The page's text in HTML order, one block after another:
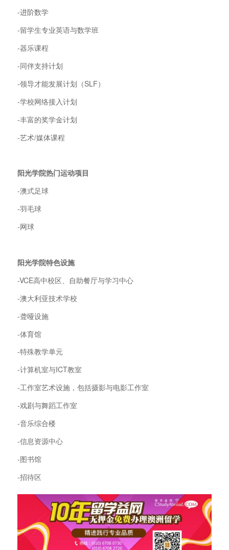
-进阶数学
-留学生专业英语与数学班
-器乐课程
-同伴支持计划
-领导才能发展计划（SLF）
-学校网络接入计划
-丰富的奖学金计划
-艺术/媒体课程
阳光学院热门运动项目
-澳式足球
-羽毛球
-网球
阳光学院特色设施
-VCE高中校区、自助餐厅与学习中心
-澳大利亚技术学校
-聋哑设施
-体育馆
-特殊教学单元
-计算机室与ICT教室
-工作室艺术设施，包括摄影与电影工作室
-戏剧与舞蹈工作室
-音乐综合楼
-信息资源中心
-图书馆
-招待区